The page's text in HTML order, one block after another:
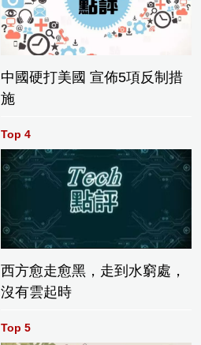
中國硬打美國 宣佈5項反制措
施
Top 4
西方愈走愈黑，走到水窮處，
沒有雲起時
Top 5